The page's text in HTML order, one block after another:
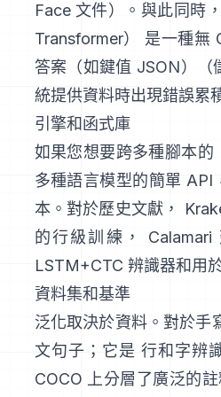
Face 文件）。與此同時
Transformer）
是一種無
答案（如鍵值 JSON）（
統提供資料時出現錯誤累
引擎和函式庫
如果您想要跨多種腳本的
多種語言模型的簡單
本。對於歷史文獻，
的行級訓練，
Calamari
LSTM+CTC 辨識器和用
資料集和基準
泛化取決於資料。對於手
文句子；它是 行和字辨
COCO 上分層了廣泛的